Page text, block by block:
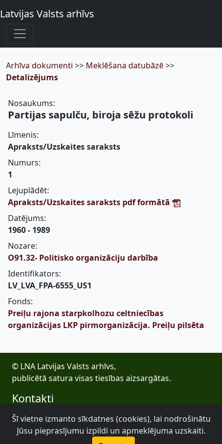
Latvijas Valsts arhīvs
Arhīva dokumenti >> Meklēšana datubāzē>>
Detalizējums
Nosaukums:
Partijas sapulču, biroja sēžu protokoli
Līmenis:
Apraksts/Uzskaites saraksts
Numurs:
1
Lejuplādēt:
Apraksts/Uzskaites saraksts pdf formātā
Datējums:
1960 - 1989
Nozare:
O91.32- Politisko organizāciju darbība
Identifikators:
LV_LVA_FPA-6555_US1
Fonds:
Preiļu rajona starpkolhozu celtniecības
organizācijas LKP pirmorganizācija. Preiļu pilsēta
© LNA Latvijas Valsts arhīvs,
publicētā satura visas tiesības aizsargātas.
Kontakti
E-pasts: lva@arhivi.gov.lv
Tālrunis: +371 20027447
Bezdelīgu 1A, Rīga
Šī vietne izmanto sīkdatnes (cookies), lai nodrošinātu
Jūsu pieprasījumu izpildi un apmeklējuma uzskaiti.